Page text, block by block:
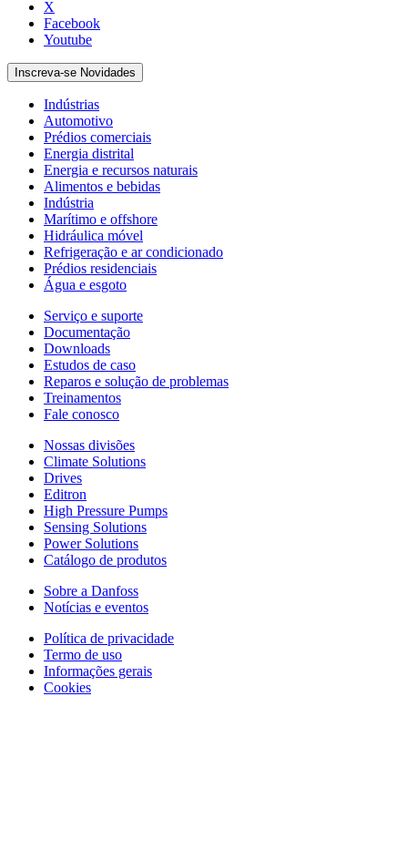
X
Facebook
Youtube
Inscreva-se Novidades
Indústrias
Automotivo
Prédios comerciais
Energia distrital
Energia e recursos naturais
Alimentos e bebidas
Indústria
Marítimo e offshore
Hidráulica móvel
Refrigeração e ar condicionado
Prédios residenciais
Água e esgoto
Serviço e suporte
Documentação
Downloads
Estudos de caso
Reparos e solução de problemas
Treinamentos
Fale conosco
Nossas divisões
Climate Solutions
Drives
Editron
High Pressure Pumps
Sensing Solutions
Power Solutions
Catálogo de produtos
Sobre a Danfoss
Notícias e eventos
Política de privacidade
Termo de uso
Informações gerais
Cookies